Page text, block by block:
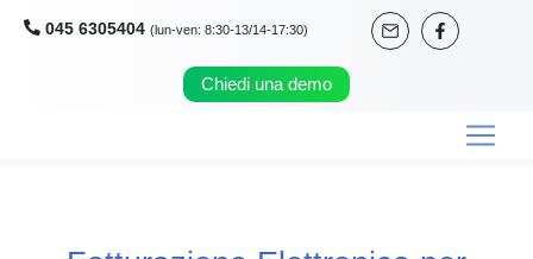
Chiedi una demo
045 6305404 (lun-ven: 8:30-13/14-17:30)